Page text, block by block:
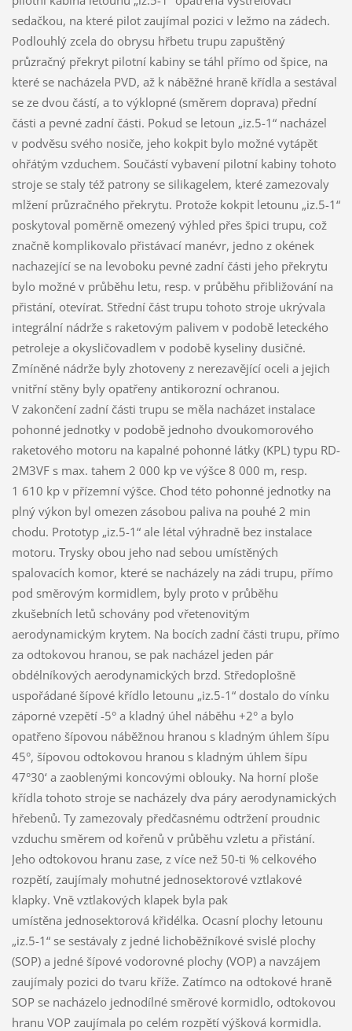
sedačkou, na které pilot zaujímal pozici v ležmo na zádech.
Podlouhlý zcela do obrysu hřbetu trupu zapuštěný
průzračný překryt pilotní kabiny se táhl přímo od špice, na
které se nacházela PVD, až k náběžné hraně křídla a sestával
se ze dvou částí, a to výklopné (směrem doprava) přední
části a pevné zadní části. Pokud se letoun „iz.5-1“ nacházel
v podvěsu svého nosiče, jeho kokpit bylo možné vytápět
ohřátým vzduchem. Součástí vybavení pilotní kabiny tohoto
stroje se staly též patrony se silikagelem, které zamezovaly
mlžení průzračného překrytu. Protože kokpit letounu „iz.5-1“
poskytoval poměrně omezený výhled přes špici trupu, což
značně komplikovalo přistávací manévr, jedno z okének
nachazející se na levoboku pevné zadní části jeho překrytu
bylo možné v průběhu letu, resp. v průběhu přibližování na
přistání, otevírat. Střední část trupu tohoto stroje ukrývala
integrální nádrže s raketovým palivem v podobě leteckého
petroleje a okysličovadlem v podobě kyseliny dusičné.
Zmíněné nádrže byly zhotoveny z nerezavějící oceli a jejich
vnitřní stěny byly opatřeny antikorozní ochranou.
V zakončení zadní části trupu se měla nacházet instalace
pohonné jednotky v podobě jednoho dvoukomorového
raketového motoru na kapalné pohonné látky (KPL) typu RD-
2M3VF s max. tahem 2 000 kp ve výšce 8 000 m, resp.
1 610 kp v přízemní výšce. Chod této pohonné jednotky na
plný výkon byl omezen zásobou paliva na pouhé 2 min
chodu. Prototyp „iz.5-1“ ale létal výhradně bez instalace
motoru. Trysky obou jeho nad sebou umístěných
spalovacích komor, které se nacházely na zádi trupu, přímo
pod směrovým kormidlem, byly proto v průběhu
zkušebních letů schovány pod vřetenovitým
aerodynamickým krytem. Na bocích zadní části trupu, přímo
za odtokovou hranou, se pak nacházel jeden pár
obdélníkových aerodynamických brzd. Středoplošně
uspořádané šípové křídlo letounu „iz.5-1“ dostalo do vínku
záporné vzepětí -5° a kladný úhel náběhu +2° a bylo
opatřeno šípovou náběžnou hranou s kladným úhlem šípu
45°, šípovou odtokovou hranou s kladným úhlem šípu
47°30‘ a zaoblenými koncovými oblouky. Na horní ploše
křídla tohoto stroje se nacházely dva páry aerodynamických
hřebenů. Ty zamezovaly předčasnému odtržení proudnic
vzduchu směrem od kořenů v průběhu vzletu a přistání.
Jeho odtokovou hranu zase, z více než 50-ti % celkového
rozpětí, zaujímaly mohutné jednosektorové vztlakové
klapky. Vně vztlakových klapek byla pak
umístěna jednosektorová křidélka. Ocasní plochy letounu
„iz.5-1“ se sestávaly z jedné lichoběžníkové svislé plochy
(SOP) a jedné šípové vodorovné plochy (VOP) a navzájem
zaujímaly pozici do tvaru kříže. Zatímco na odtokové hraně
SOP se nacházelo jednodílné směrové kormidlo, odtokovou
hranu VOP zaujímala po celém rozpětí výšková kormidla.